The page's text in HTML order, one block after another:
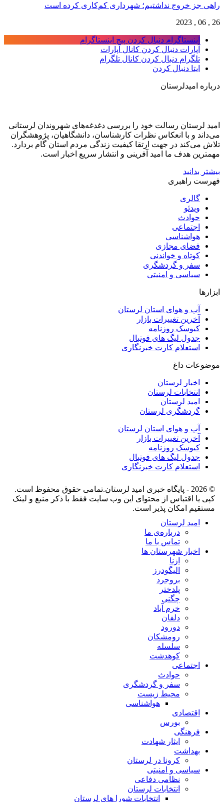
راهی جز خروج نداشتیم؛ شهرداری کم‌کاری کرده است
26 , 06 , 2023
اینستاگرام دنبال کردن پیج اینستاگرام
آپارات دنبال کردن کانال آپارات
تلگرام دنبال کردن کانال تلگرام
ایتا دنبال کردن
درباره امیدلرستان
امید لرستان رسالت خود را بررسی دغدغه‌های شهروندان لرستانی
می‌داند و با انعکاس نظرات کارشناسان، دانشگاهیان، پژوهشگران
تلاش می‌کند در جهت ارتقا کیفیت زندگی مردم استان گام بردارد.
مهمترین هدف ما امید آفرینی و انتشار سریع اخبار است.
بیشتر بدانید
فهرست راهبری
گالری
ویدئو
حوادث
اجتماعی
هواشناسی
فضای مجازی
کوتاه و خواندنی
سفر و گردشگری
سیاسی و امنیتی
ابزارها
آب و هوای استان لرستان
آخرین تغییرات بازار
کیوسک روزنامه
جدول لیگ های فوتبال
استعلام کارت خبرنگاری
موضوعات داغ
اخبار لرستان
انتخابات لرستان
امید لرستان
گردشگری لرستان
آب و هوای استان لرستان
آخرین تغییرات بازار
کیوسک روزنامه
جدول لیگ های فوتبال
استعلام کارت خبرنگاری
© 2026 - پایگاه خبری اميد لرستان.تمامی حقوق محفوظ است.
کپی یا اقتباس از محتوای این وب سایت فقط با ذکر منبع و لینک
مستقیم امکان پذیر است.
امید لرستان
درباره‌ی ما
تماس با ما
اخبار شهرستان ها
ازنا
الیگودرز
بروجرد
پلدختر
چگنی
خرم آباد
دلفان
دورود
رومشکان
سلسله
کوهدشت
اجتماعی
حوادث
سفر و گردشگری
محیط زیست
هواشناسی
اقتصادی
بورس
فرهنگی
ایثار شهادت
بهداشت
کرونا در لرستان
سیاسی و امنیتی
نظامی دفاعی
انتخابات لرستان
انتخابات شورا های لرستان